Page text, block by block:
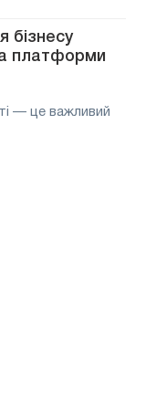
бізнесу
платформи
— це важливий